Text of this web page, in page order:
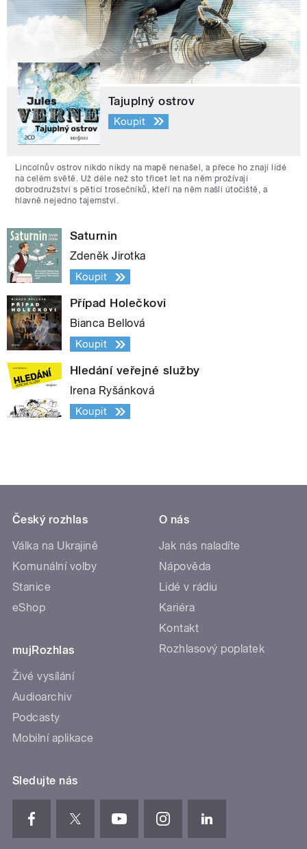
Tajuplný ostrov
Koupit
Lincolnův ostrov nikdo nikdy na mapě nenašel, a přece ho znají lidé
na celém světě. Už déle než sto třicet let na něm prožívají
dobrodružství s pěticí trosečníků, kteří na něm našli útočiště, a
hlavně nejedno tajemství.
Saturnin
Zdeněk Jirotka
Koupit
Případ Holečkovi
Bianca Bellová
Koupit
Hledání veřejné služby
Irena Ryšánková
Koupit
Český rozhlas
Válka na Ukrajině
Komunální volby
Stanice
eShop
mujRozhlas
Živé vysílání
Audioarchiv
Podcasty
Mobilní aplikace
O nás
Jak nás naladíte
Nápověda
Lidé v rádiu
Kariéra
Kontakt
Rozhlasový poplatek
Sledujte nás